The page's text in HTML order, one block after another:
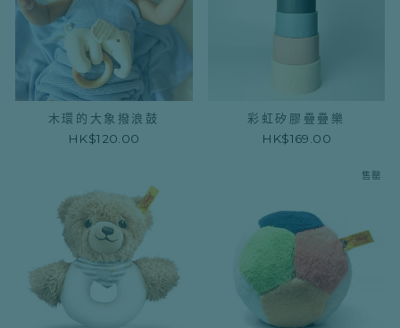
木環的大象撥浪鼓
HK$120.00
彩虹矽膠疊疊樂
HK$169.00
售罄